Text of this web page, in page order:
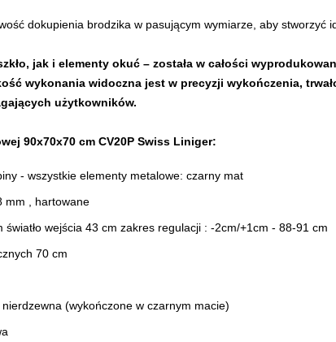
dokupienia brodzika w pasującym wymiarze, aby stworzyć
jak i elementy okuć – została w całości
wykonania widoczna jest w precyzji wykończenia,
użytkowników.
90x70x70 cm CV20P Swiss Liniger:
- wszystkie elementy metalowe: czarny mat
mm , hartowane
światło wejścia 43 cm zakres regulacji : -2cm/+1cm - 88-91 cm
70 cm
(wykończone w czarnym macie)